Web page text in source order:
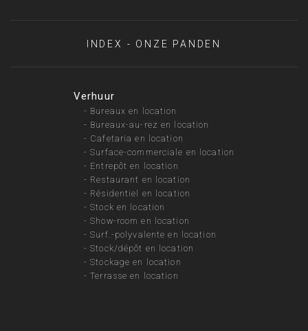
INDEX - ONZE PANDEN
Verhuur
- Bureaux en location
- Bureaux-au-rez en location
- Cafetaria en location
-Surface-commerciale en location
- Entrepôt en location
- Restaurant en location
- Résidentiel en location
-Stock en location
-Show-room en location
-Surf.-polyvalente en location
-Stock/dépôt en location
-Stockage en location
-Terrasse en location